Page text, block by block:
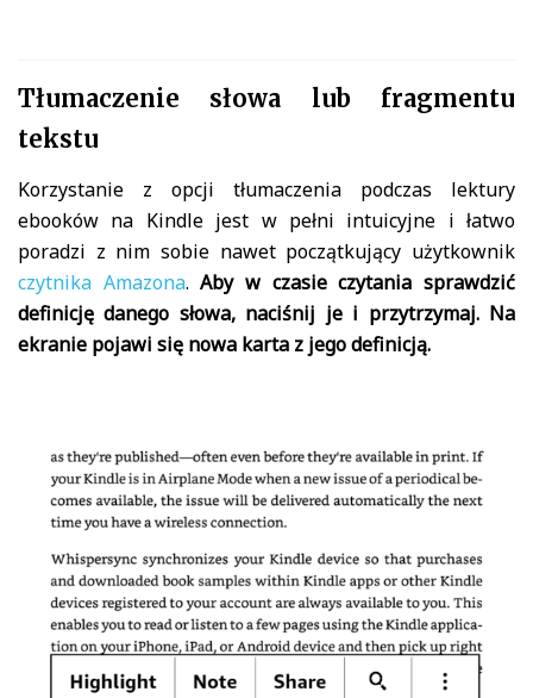
Tłumaczenie słowa lub fragmentu
tekstu
Korzystanie z opcji tłumaczenia podczas lektury
ebooków na Kindle jest w pełni intuicyjne i łatwo
poradzi z nim sobie nawet początkujący użytkownik
czytnika Amazona.Aby w czasie czytania sprawdzić
definicję danego słowa, naciśnij je i przytrzymaj. Na
ekranie pojawi się nowa karta z jego definicją.